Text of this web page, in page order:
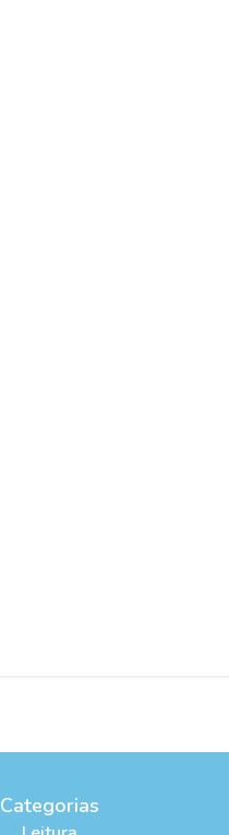
Categorias